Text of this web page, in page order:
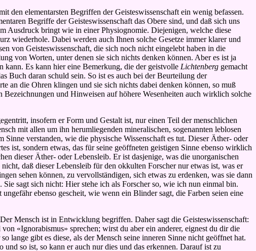
den elementarsten Begriffen der Geisteswissenschaft ein wenig befassen.
Begriffe der Geisteswissenschaft das Obere sind, und daß sich uns
Ausdruck bringt wie in einer Physiognomie. Diejenigen, welche diese
wiederhole. Dabei werden auch Ihnen solche Gesetze immer klarer und
von Geisteswissenschaft, die sich noch nicht eingelebt haben in die
von Worten, unter denen sie sich nichts denken können. Aber es ist ja
kann. Es kann hier eine Bemerkung, die der geistvolle Lichtenberg gemacht
Buch daran schuld sein. So ist es auch bei der Beurteilung der
an die Ohren klingen und sie sich nichts dabei denken können, so muß
und Hinweisen auf höhere Wesenheiten auch wirklich solche
insofern er Form und Gestalt ist, nur einen Teil der menschlichen
mit allen um ihn herumliegenden mineralischen, sogenannten leblosen
verstanden, wie die physische Wissenschaft es tut. Dieser Äther- oder
ist, sondern etwas, das für seine geöffneten geistigen Sinne ebenso wirklich
dieser Äther- oder Lebensleib. Er ist dasjenige, was die unorganischen
daß dieser Lebensleib für den okkulten Forscher nur etwas ist, was er
sehen können, zu vervollständigen, sich etwas zu erdenken, was sie dann
sagt sich nicht: Hier stehe ich als Forscher so, wie ich nun einmal bin.
ebenso gescheit, wie wenn ein Blinder sagt, die Farben seien eine
Mensch ist in Entwicklung begriffen. Daher sagt die Geisteswissenschaft:
«Ignorabismus» sprechen; wirst du aber ein anderer, eignest du dir die
lange gibt es diese, als der Mensch seine inneren Sinne nicht geöffnet hat.
so ist, so kann er auch nur dies und das erkennen. Darauf ist zu